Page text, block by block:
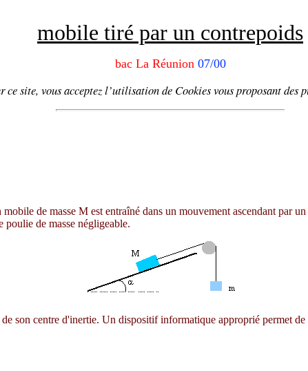
mobile tiré par un contrepoids
bac La Réunion 07/00
site, vous acceptez l’utilisation de Cookiesvous proposantdes
de masse M est entraîné dans un mouvement ascendant par
poulie de masse négligeable.
son centre d'inertie. Un dispositif informatique approprié permet de